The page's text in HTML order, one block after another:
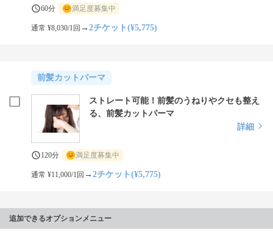
60分 満足度募集中
通常 ¥8,030/1回 →2チケット(¥5,775)
前髪カットパーマ
ストレート可能！前髪のうねりやクセも整え
る、前髪カットパーマ
詳細
120分 満足度募集中
通常 ¥11,000/1回 →2チケット(¥5,775)
追加できるオプションメニュー